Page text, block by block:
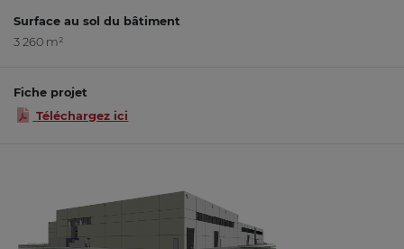
Surface au sol du bâtiment
3 260 m²
Fiche projet
Téléchargez ici